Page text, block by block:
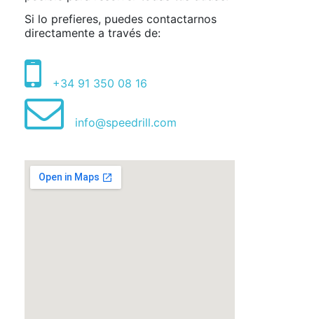
Si lo prefieres, puedes contactarnos
directamente a través de:
+34 91 350 08 16
info@speedrill.com